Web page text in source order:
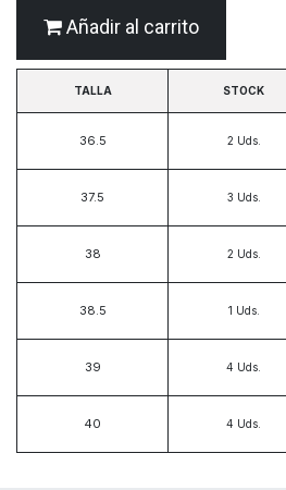
Añadir al carrito
TALLA STOCK
36.5 2 Uds.
37.5 3 Uds.
38 2 Uds.
38.5 1 Uds.
39 4 Uds.
40 4 Uds.